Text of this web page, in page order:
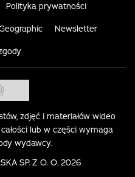
Polityka prywatności
Newsletter
zdjęć i materiałów wideo
lub w części wymaga
wydawcy.
SP. Z O. O. 2026